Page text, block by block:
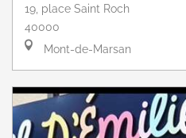
19, place Saint Roch
40000
Mont-de-Marsan